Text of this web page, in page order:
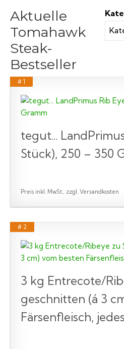
Aktuelle
Tomahawk
Steak-
Bestseller
# 1
tegut...
Stück), 250 – 350
Preis inkl. MwSt., zzgl. Versandkosten
# 2
3 kg Entrecote/
geschnitten (á 3
Färsenfleisch,